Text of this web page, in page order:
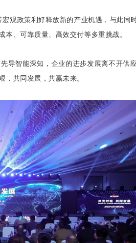
观政策利好释放新的产业机遇，与此同
、可靠质量、高效交付等多重挑战。
导智能深知，企业的进步发展离不开供
共同发展，共赢未来。